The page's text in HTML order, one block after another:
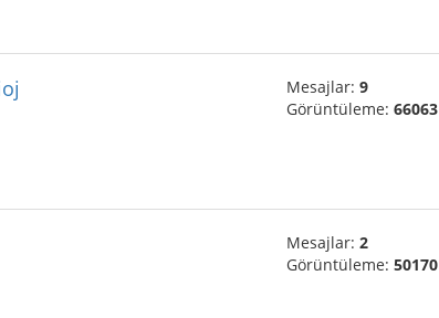
Mesajlar: 9
Görüntüleme: 66063
Mesajlar: 2
Görüntüleme: 50170